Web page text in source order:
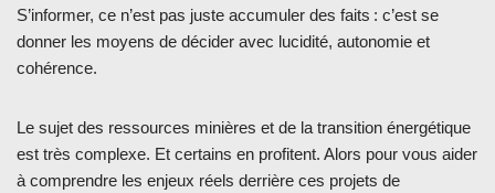
S’informer, ce n’est pas juste accumuler des faits : c’est se
donner les moyens de décider avec lucidité, autonomie et
cohérence.
Le sujet des ressources minières et de la transition énergétique
est très complexe. Et certains en profitent. Alors pour vous aider
à comprendre les enjeux réels derrière ces projets de